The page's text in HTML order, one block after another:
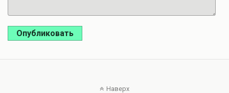
Опубликовать
Наверх